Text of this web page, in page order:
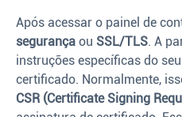
Após acessar o painel de
segurança ou SSL/TLS. A
instruções específicas do
certificado. Normalmente,
CSR (Certificate Signing